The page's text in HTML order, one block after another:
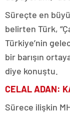
Süreçte en
belirten Türk,
Türkiye’nin
bir barışın
diye konuştu.
CELAL ADAN:
Sürece ilişkin